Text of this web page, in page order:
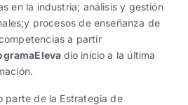
en la industria; análisis y gestión
procesos de enseñanza de
a partir
dio inicio a la última
parte de la Estrategia de